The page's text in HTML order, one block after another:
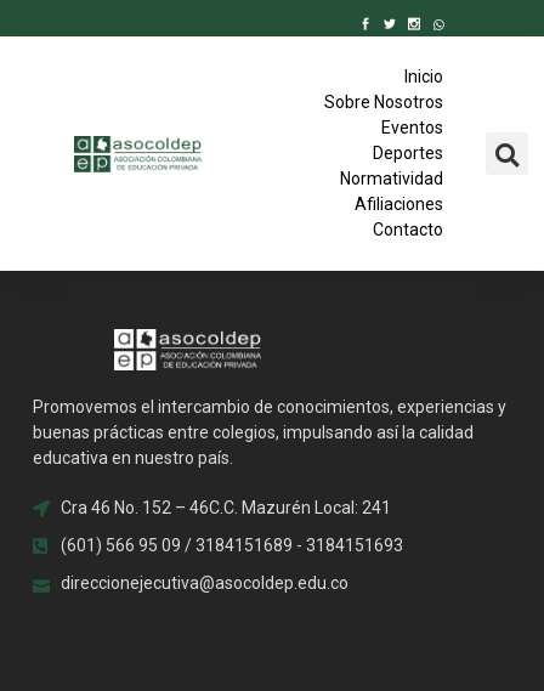
Inicio
Sobre Nosotros
Eventos
Deportes
Normatividad
Afiliaciones
Contacto
Promovemos el intercambio de conocimientos, experiencias y
buenas prácticas entre colegios, impulsando así la calidad
educativa en nuestro país.
Cra 46 No. 152 – 46C.C. Mazurén Local: 241
(601) 566 95 09 / 3184151689 - 3184151693
direccionejecutiva@asocoldep.edu.co